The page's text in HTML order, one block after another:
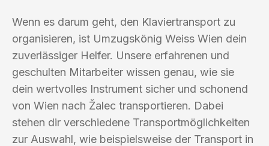
Wenn es darum geht, den Klaviertransport zu
organisieren, ist Umzugskönig Weiss Wien dein
zuverlässiger Helfer. Unsere erfahrenen und
geschulten Mitarbeiter wissen genau, wie sie
dein wertvolles Instrument sicher und schonend
von Wien nach Žalec transportieren. Dabei
stehen dir verschiedene Transportmöglichkeiten
zur Auswahl, wie beispielsweise der Transport in